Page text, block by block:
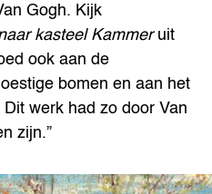
Gogh. Kijk
kasteel Kammeruit
ook aan de
bomen en aan het
werk had zo door Van
zijn.”